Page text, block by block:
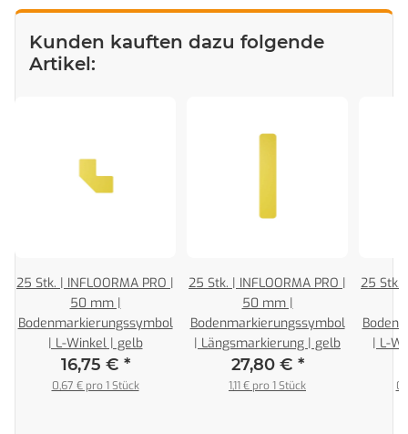
Kunden kauften dazu folgende
Artikel:
25 Stk. | INFLOORMA PRO |
50 mm |
Bodenmarkierungssymbol
| L-Winkel | gelb
16,75 € *
0,67 € pro 1 Stück
25 Stk. | INFLOORMA PRO |
50 mm |
Bodenmarkierungssymbol
| Längsmarkierung | gelb
27,80 € *
1,11 € pro 1 Stück
25 Stk.
| L-